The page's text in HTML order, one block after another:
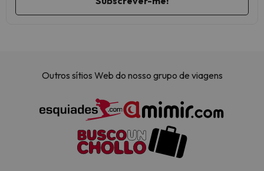
Outros sítios Web do nosso grupo de viagens